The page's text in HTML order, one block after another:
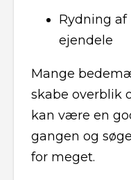
Rydning
ejendele
Mange
skabe overblik
kan være en
gangen og
for meget.